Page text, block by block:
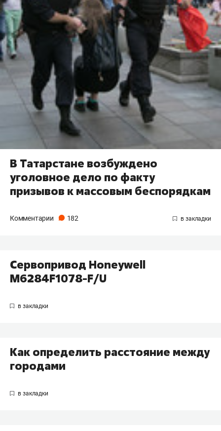
В Татарстане возбуждено
уголовное дело по факту
призывов к массовым беспорядкам
Комментарии 182
Сервопривод Honeywell
M6284F1078-F/U
Как определить расстояние между
городами